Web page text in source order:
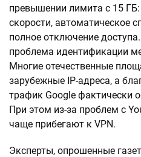
превышении лимита с 15
скорости, автоматическое
полное отключение
проблема идентификации
Многие отечественные
зарубежные IP-адреса, а
трафик Google фактически
При этом из-за проблем с
чаще прибегают к VPN.
Эксперты, опрошенные